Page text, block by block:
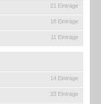
21 Einträge
18 Einträge
11 Einträge
14 Einträge
33 Einträge